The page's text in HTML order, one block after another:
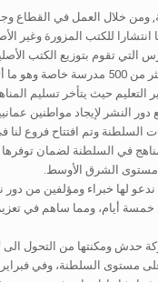
ومن خلال العمل في
للكتب المزورة وغير
التي تقوم بتوزيع الكتب
الكوادر الكافية لتغطية حاجة
حيث يتأخر تسليم
السلطنة وتم افتتاح فروع
في السلطنة لضمان
مستوى الشرق الأوسط.
لها خبراء ومؤلفين من
أيام، ومما ساهم في تعزيز
حدش ومكنتها من التحول
السلطنة، وفي فبراير